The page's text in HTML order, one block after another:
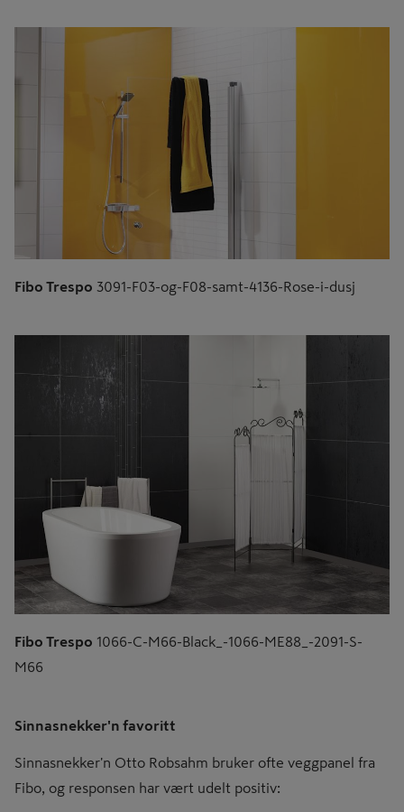
Fibo Trespo 3091-F03-og-F08-samt-4136-Rose-i-dusj
Fibo Trespo 1066-C-M66-Black_-1066-ME88_-2091-S-
M66
Sinnasnekker'n favoritt
Sinnasnekker'n Otto Robsahm bruker ofte veggpanel fra
Fibo, og responsen har vært udelt positiv: